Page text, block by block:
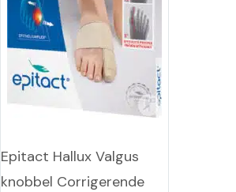
Epitact Hallux Valgus
knobbel Corrigerende